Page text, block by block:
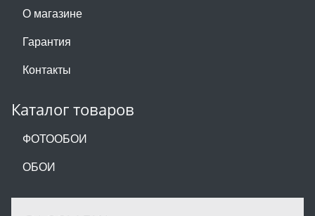
О магазине
Гарантия
Контакты
Каталог товаров
ФОТООБОИ
ОБОИ